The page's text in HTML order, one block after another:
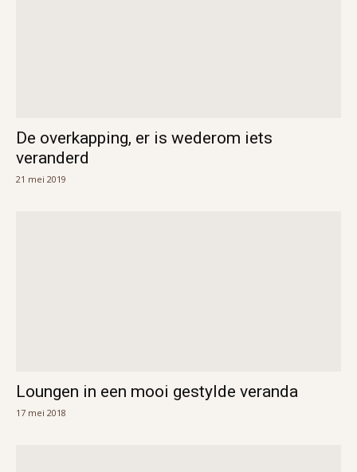
De overkapping, er is wederom iets
veranderd
21 mei 2019
Loungen in een mooi gestylde veranda
17 mei 2018